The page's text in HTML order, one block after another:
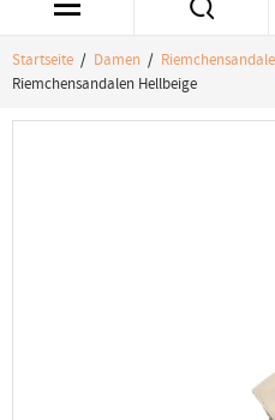
Startseite / Damen /
Riemchensandalen Hellbeige